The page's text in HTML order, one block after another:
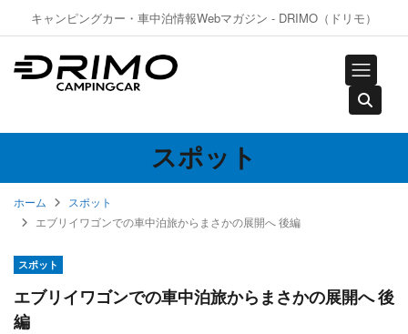
キャンピングカー・車中泊情報Webマガジン - DRIMO（ドリモ）
スポット
ホーム
スポット
エブリイワゴンでの車中泊旅からまさかの展開へ 後編
スポット
エブリイワゴンでの車中泊旅からまさかの展開へ 後
編